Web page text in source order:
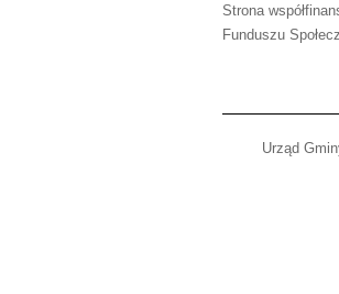
Strona
Funduszu
Urząd